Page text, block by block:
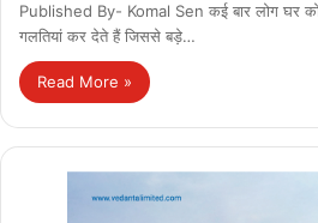
Published By- Komal Sen कई बार लोग घर को
गलतियां कर देते हैं जिससे बड़े…
Read More »